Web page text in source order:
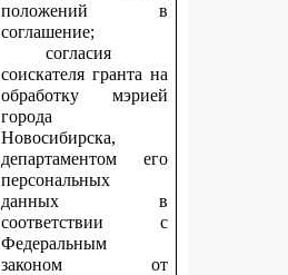
положений в
соглашение;
согласия
соискателя гранта на
обработку мэрией
города
Новосибирска,
департаментом его
персональных
данных в
соответствии с
Федеральным
законом от